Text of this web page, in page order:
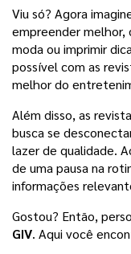
Viu só? Agora
empreender melhor,
moda ou imprimir
possível com as
melhor do
Além disso, as
busca se
lazer de qualidade.
de uma pausa na
informações
Gostou? Então,
GIV. Aqui você